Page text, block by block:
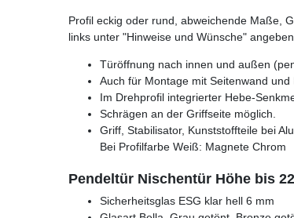
Profil eckig oder rund, abweichende Maße,
links unter "Hinweise und Wünsche" angeben
Türöffnung nach innen und außen
Auch für Montage mit Seitenwand
Im Drehprofil integrierter Hebe-
Schrägen an der Griffseite möglich.
Griff, Stabilisator, Kunststoffteile bei
Bei Profilfarbe Weiß: Magnete Chrom
Pendeltür Nischentür Höhe bis
Sicherheitsglas ESG klar hell 6 mm